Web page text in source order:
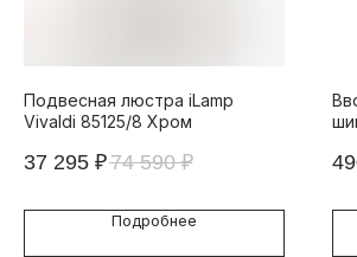
Подвесная люстра iLamp
Vivaldi 85125/8 Хром
37 295 ₽74 590 ₽
Подробнее